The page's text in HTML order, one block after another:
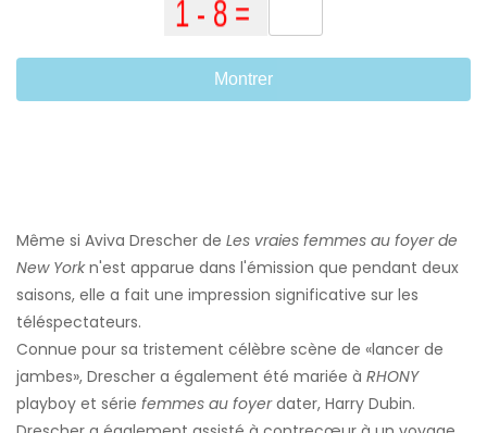
Montrer
Même si Aviva Drescher de Les vraies femmes au foyer de
New Yorkn'est apparue dans l'émission que pendant deux
saisons, elle a fait une impression significative sur les
téléspectateurs.
Connue pour sa tristement célèbre scène de «lancer de
jambes», Drescher a également été mariée à RHONY
playboy et série femmes au foyerdater, Harry Dubin.